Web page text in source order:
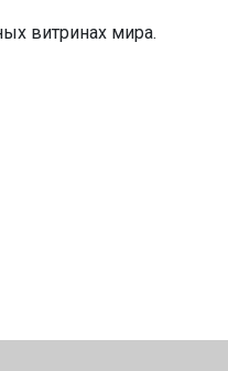
витринах мира.